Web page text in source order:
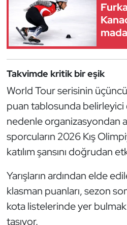
Takvimde kritik bir eşik
World Tour serisinin
puan tablosunda
nedenle organizasyondan
sporcuların 2026 Kış
katılım şansını doğrudan
Yarışların ardından elde
klasman puanları, sezon
kota listelerinde yer
taşıyor.
Kempo
Kick Boks
Kürek
Masa Tenisi
Modern Pentatlon
Motor Sporları
Okçuluk
Optimist